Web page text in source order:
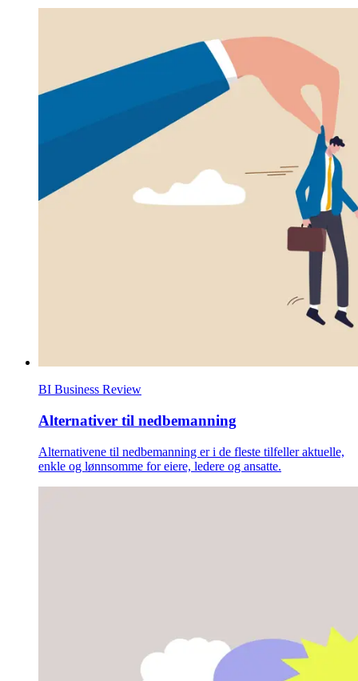
BI Business Review
Alternativer til nedbemanning
Alternativene til nedbemanning er i de fleste tilfeller aktuelle,
enkle og lønnsomme for eiere, ledere og ansatte.